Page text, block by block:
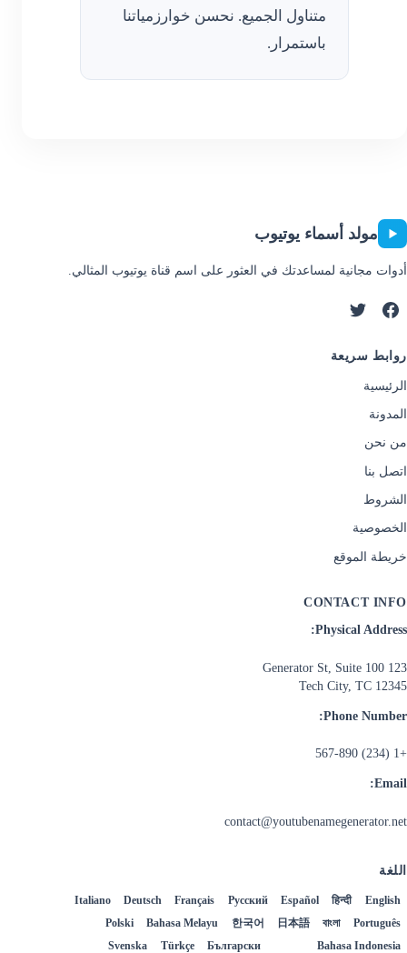
متناول الجميع. نحسن خوارزمياتنا
باستمرار.
مولد أسماء يوتيوب
أدوات مجانية لمساعدتك في العثور على اسم قناة يوتيوب المثالي.
روابط سريعة
الرئيسية
المدونة
من نحن
اتصل بنا
الشروط
الخصوصية
خريطة الموقع
CONTACT INFO
Physical Address:
123 Generator St, Suite 100
Tech City, TC 12345
Phone Number:
+1 (234) 567-890
Email:
contact@youtubenamegenerator.net
اللغة
English
हिन्दी
Español
Русский
Français
Deutsch
Italiano
Português
বাংলা
日本語
한국어
Bahasa Melayu
Polski
Bahasa Indonesia
Български
Türkçe
Svenska